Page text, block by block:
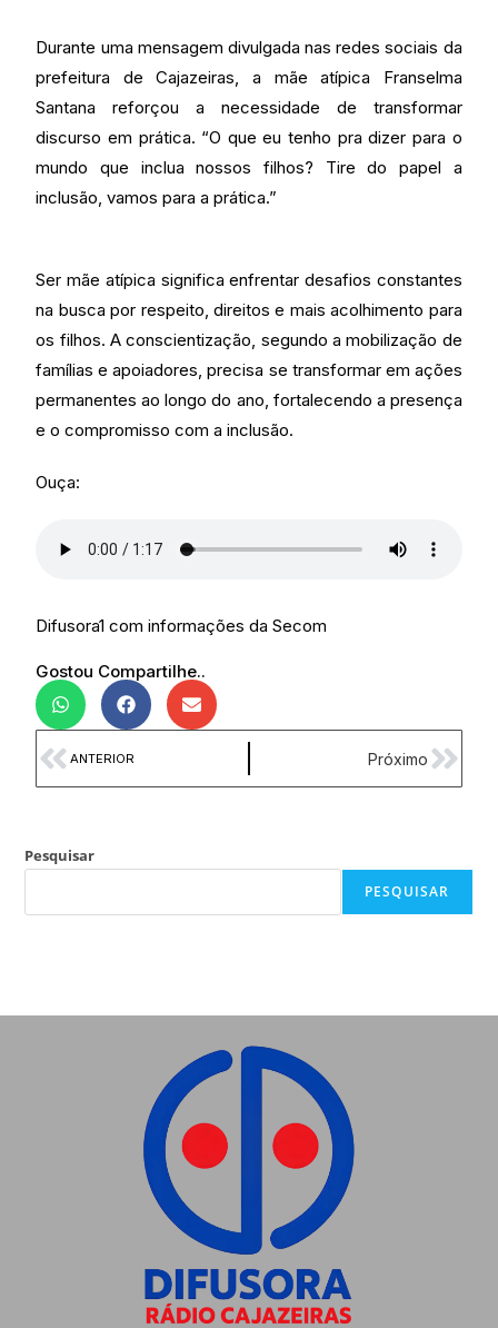
Durante uma mensagem divulgada nas redes sociais da
prefeitura de Cajazeiras, a mãe atípica Franselma
Santana reforçou a necessidade de transformar
discurso em prática. “O que eu tenho pra dizer para o
mundo que inclua nossos filhos? Tire do papel a
inclusão, vamos para a prática.”
Ser mãe atípica significa enfrentar desafios constantes
na busca por respeito, direitos e mais acolhimento para
os filhos. A conscientização, segundo a mobilização de
famílias e apoiadores, precisa se transformar em ações
permanentes ao longo do ano, fortalecendo a presença
e o compromisso com a inclusão.
Ouça:
Difusora1 com informações da Secom
Gostou Compartilhe..
ANTERIOR Próximo
Pesquisar
PESQUISAR